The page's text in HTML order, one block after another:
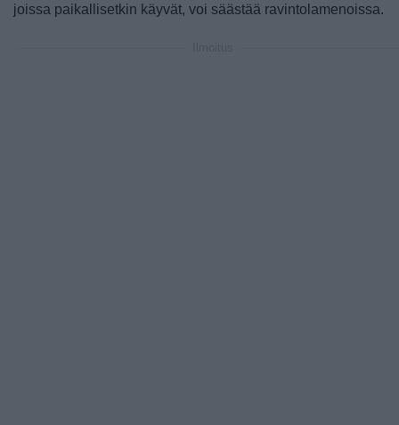
joissa paikallisetkin käyvät, voi säästää ravintolamenoissa.